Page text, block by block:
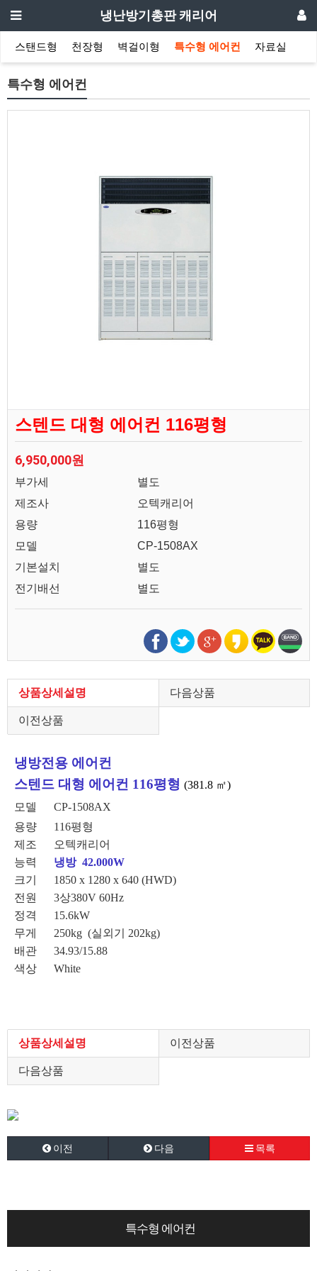
냉난방기총판 캐리어
스탠드형 천장형 벽걸이형 특수형 에어컨 자료실
특수형 에어컨
스텐드 대형 에어컨 116평형
6,950,000원
부가세
별도
제조사
오텍캐리어
용량
116평형
모델
CP-1508AX
기본설치
별도
전기배선
별도
상품상세설명 다음상품
이전상품
냉방전용 에어컨
스텐드 대형 에어컨 116평형 (381.8 ㎡)
모델 CP-1508AX
용량 116평형
제조 오텍캐리어
능력 냉방 42.000W
크기 1850 x 1280 x 640 (HWD)
전원 3상380V 60Hz
정격 15.6kW
무게 250kg (실외기 202kg)
배관 34.93/15.88
색상 White
상품상세설명 이전상품
다음상품
이전 다음 목록
특수형 에어컨